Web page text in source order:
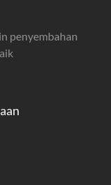
penyembahan